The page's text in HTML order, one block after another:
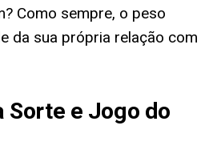
Como sempre, o peso
da sua própria relação com
Sorte e Jogo do